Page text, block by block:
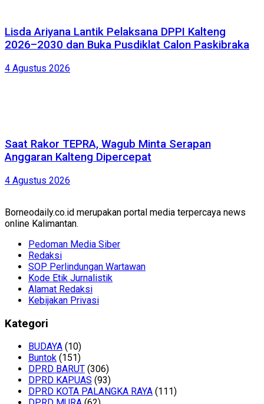
Lisda Ariyana Lantik Pelaksana DPPI Kalteng
2026–2030 dan Buka Pusdiklat Calon Paskibraka
4 Agustus 2026
Saat Rakor TEPRA, Wagub Minta Serapan
Anggaran Kalteng Dipercepat
4 Agustus 2026
Borneodaily.co.id merupakan portal media terpercaya news
online Kalimantan.
Pedoman Media Siber
Redaksi
SOP Perlindungan Wartawan
Kode Etik Jurnalistik
Alamat Redaksi
Kebijakan Privasi
Kategori
BUDAYA (10)
Buntok (151)
DPRD BARUT (306)
DPRD KAPUAS (93)
DPRD KOTA PALANGKA RAYA (111)